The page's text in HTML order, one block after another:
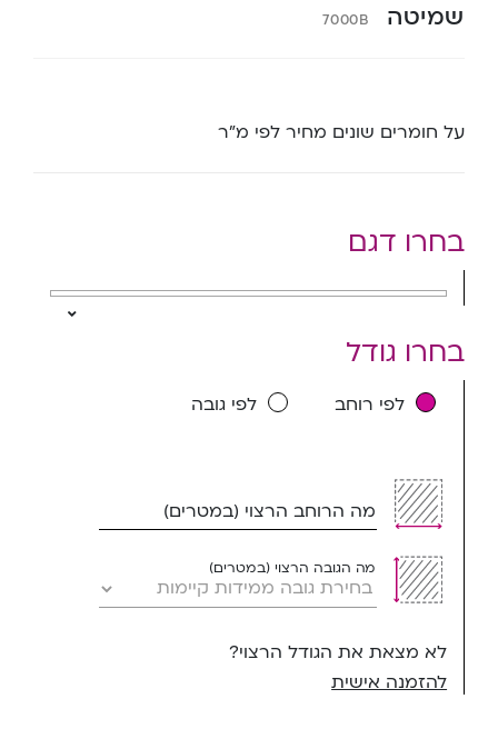
שמיטה
7000B
על חומרים שונים מחיר לפי מ”ר
בחרו דגם
בחרו גודל
לפי רוחב לפי גובה
מה הרוחב הרצוי (במטרים)
מה הגובה הרצוי (במטרים)
לא מצאת את הגודל הרצוי?
להזמנה אישית